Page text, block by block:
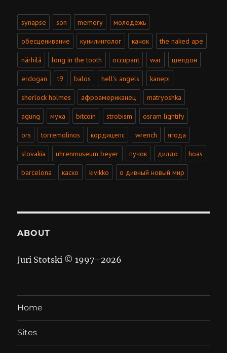
synapse son memory молодёжь
обесценивание кунилинголог качок the naked ape
närhilä long in the tooth occupant war шелдон
erdogan t9 balos hell's angels kanepi
sherlock holmes афроамериканец matryoshka
agung муха bitcoin strobism osram lightify
ors torremolinos кордицепс wrench ягода
slovakia uhrenmuseum beyer пучок дилдо hoas
barcelona каско kivikko о дивный новый мир
ABOUT
Juri Stotski © 1997–2026
Home
Sites